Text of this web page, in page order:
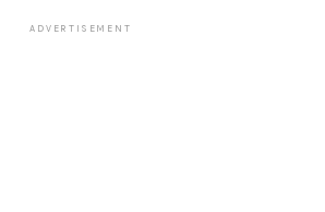
ADVERTISEMENT